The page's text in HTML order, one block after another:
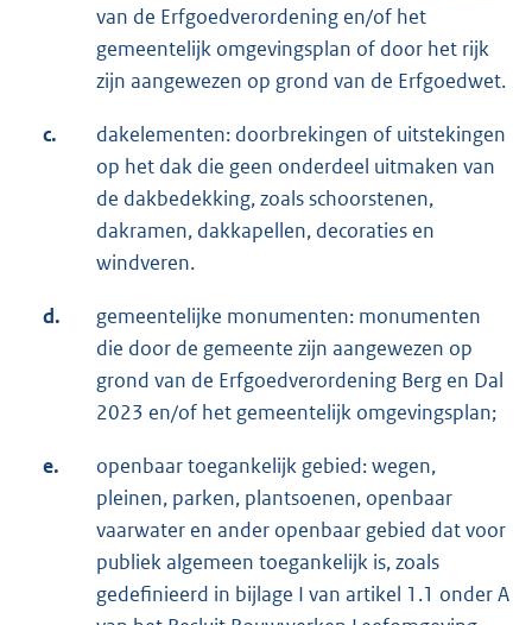
van de Erfgoedverordening en/of het
gemeentelijk omgevingsplan of door het rijk
zijn aangewezen op grond van de Erfgoedwet.
c.
dakelementen: doorbrekingen of uitstekingen
op het dak die geen onderdeel uitmaken van
de dakbedekking, zoals schoorstenen,
dakramen, dakkapellen, decoraties en
windveren.
d.
gemeentelijke monumenten: monumenten
die door de gemeente zijn aangewezen op
grond van de Erfgoedverordening Berg en Dal
2023 en/of het gemeentelijk omgevingsplan;
e.
openbaar toegankelijk gebied: wegen,
pleinen, parken, plantsoenen, openbaar
vaarwater en ander openbaar gebied dat voor
publiek algemeen toegankelijk is, zoals
gedefinieerd in bijlage I van artikel 1.1 onder A